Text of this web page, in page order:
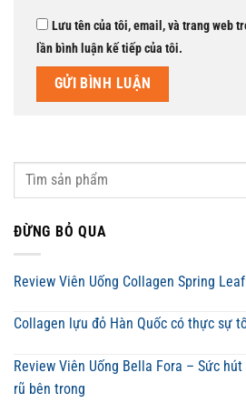
Lưu tên của tôi, email, và trang web
lần bình luận kế tiếp của tôi.
ĐỪNG BỎ QUA
Review Viên Uống Collagen Spring
Collagen lựu đỏ Hàn Quốc có thực sự
Review Viên Uống Bella Fora – Sức
rũ bên trong